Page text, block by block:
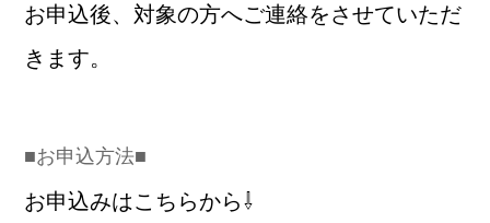
お申込後、対象の方へご連絡をさせていただ
きます。
■お申込方法■
お申込みはこちらから⇩